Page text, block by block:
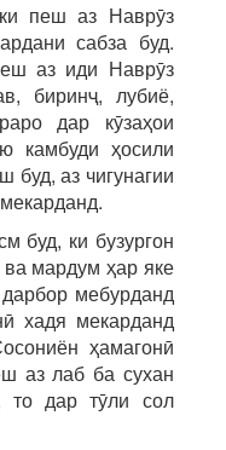
пеш аз Наврӯз
сабза буд.
аз иди Наврӯз
биринҷ, лубиё,
дар кӯзаҳои
камбуди ҳосили
буд, аз чигунагии
буд, ки бузургон
мардум ҳар яке
мебурданд
хадя мекарданд
ҳамагонӣ
аз лаб ба сухан
то дар тӯли сол